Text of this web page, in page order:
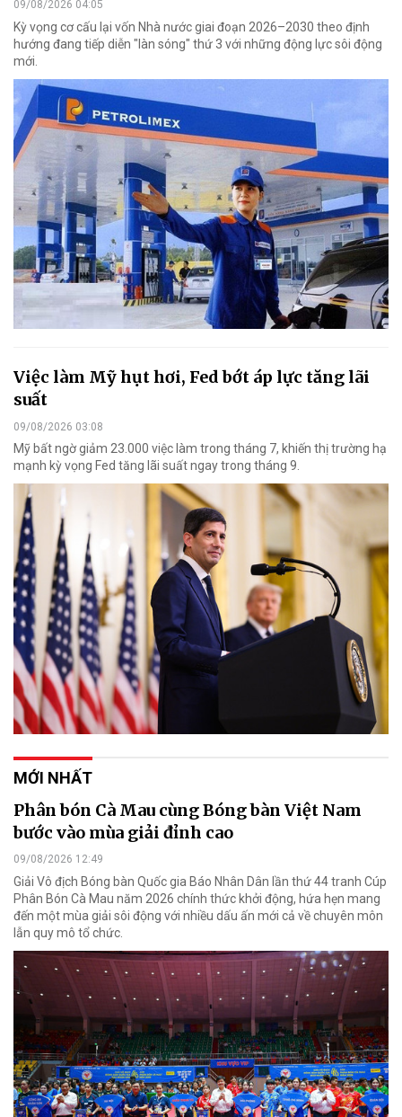
09/08/2026 04:05
Kỳ vọng cơ cấu lại vốn Nhà nước giai đoạn 2026–2030 theo định
hướng đang tiếp diễn "làn sóng" thứ 3 với những động lực sôi động
mới.
Việc làm Mỹ hụt hơi, Fed bớt áp lực tăng lãi
suất
09/08/2026 03:08
Mỹ bất ngờ giảm 23.000 việc làm trong tháng 7, khiến thị trường hạ
mạnh kỳ vọng Fed tăng lãi suất ngay trong tháng 9.
MỚI NHẤT
Phân bón Cà Mau cùng Bóng bàn Việt Nam
bước vào mùa giải đỉnh cao
09/08/2026 12:49
Giải Vô địch Bóng bàn Quốc gia Báo Nhân Dân lần thứ 44 tranh Cúp
Phân Bón Cà Mau năm 2026 chính thức khởi động, hứa hẹn mang
đến một mùa giải sôi động với nhiều dấu ấn mới cả về chuyên môn
lẫn quy mô tổ chức.